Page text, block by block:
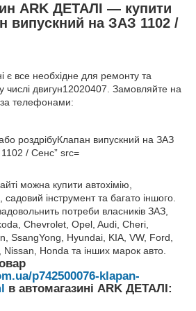
ARK ДЕТАЛІ — купити
випускний на ЗАЗ 1102 /
є все необхідне для ремонту та
числі двигун12020407. Замовляйте на
за телефонами:
можна купити автохімію,
садовий інструмент та багато іншого.
потреби власників ЗАЗ,
Chevrolet, Opel, Audi, Cheri,
SsangYong, Hyundai, KIA, VW, Ford,
Honda та інших марок авто.
p742500076-klapan-
в автомагазині ARK ДЕТАЛІ: